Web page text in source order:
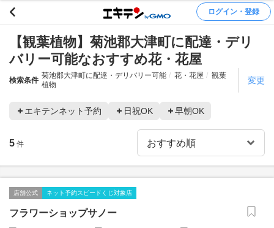
ログイン・登録
【観葉植物】菊池郡大津町に配達・デリ
バリー可能なおすすめ花・花屋
検索条件
菊池郡大津町に配達・デリバリー可能 花・花屋
観葉
植物
変更
エキテンネット予約 日祝OK 早朝OK
5 件
店舗公式 ネット予約スピードくじ対象店
フラワーショップサノー